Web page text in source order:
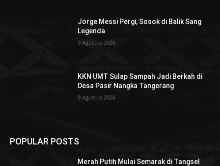
Jorge Messi Pergi, Sosok di Balik Sang
Legenda
9 Agustus 2026
KKN UMT Sulap Sampah Jadi Berkah di
Desa Pasir Nangka Tangerang
9 Agustus 2026
POPULAR POSTS
Merah Putih Mulai Semarak di Tangsel